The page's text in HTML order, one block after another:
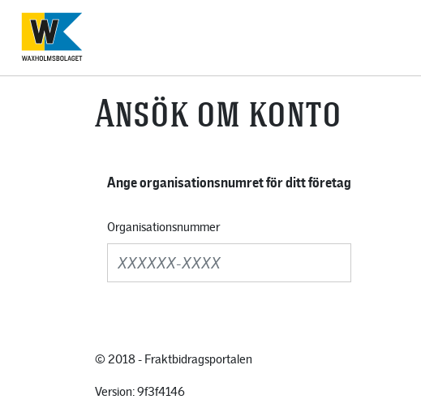
Ansök om konto
Ange organisationsnumret för ditt företag
Organisationsnummer
© 2018 - Fraktbidragsportalen
Version: 9f3f4146